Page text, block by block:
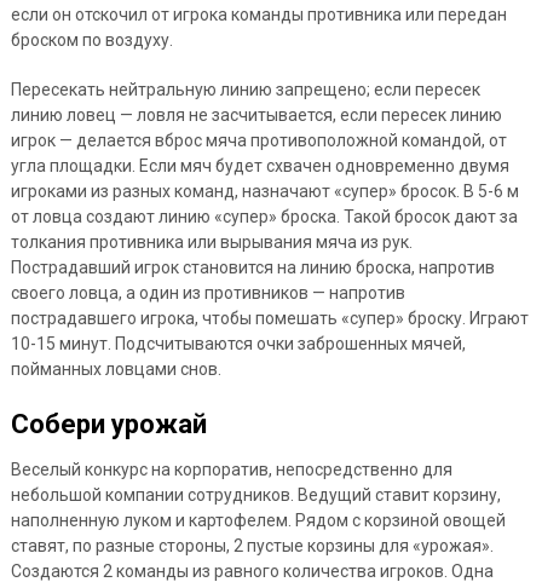
если он отскочил от игрока команды противника или передан
броском по воздуху.
Пересекать нейтральную линию запрещено; если пересек
линию ловец — ловля не засчитывается, если пересек линию
игрок — делается вброс мяча противоположной командой, от
угла площадки. Если мяч будет схвачен одновременно двумя
игроками из разных команд, назначают «супер» бросок. В 5-6 м
от ловца создают линию «супер» броска. Такой бросок дают за
толкания противника или вырывания мяча из рук.
Пострадавший игрок становится на линию броска, напротив
своего ловца, а один из противников — напротив
пострадавшего игрока, чтобы помешать «супер» броску. Играют
10-15 минут. Подсчитываются очки заброшенных мячей,
пойманных ловцами снов.
Собери урожай
Веселый конкурс на корпоратив, непосредственно для
небольшой компании сотрудников. Ведущий ставит корзину,
наполненную луком и картофелем. Рядом с корзиной овощей
ставят, по разные стороны, 2 пустые корзины для «урожая».
Создаются 2 команды из равного количества игроков. Одна